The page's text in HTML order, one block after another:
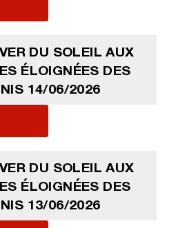
DU SOLEIL AUX
ÉLOIGNÉES DES
14/06/2026
DU SOLEIL AUX
ÉLOIGNÉES DES
13/06/2026